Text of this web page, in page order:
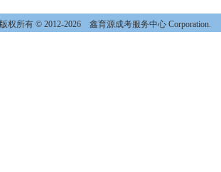
版权所有 © 2012-2026 鑫育源成考服务中心 Corporation.